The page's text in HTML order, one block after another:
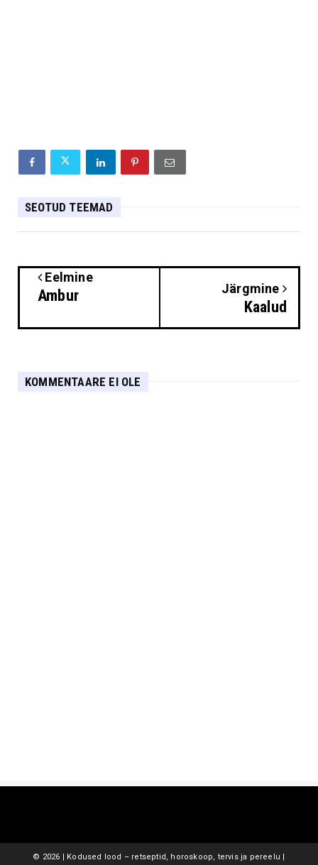
SEOTUD TEEMAD
Eelmine
Ambur Järgmine
Kaalud
KOMMENTAARE EI OLE
© 2026 | Kodused lood – retseptid, horoskoop, tervis ja pereelu |